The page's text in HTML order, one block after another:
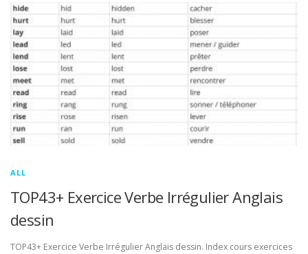
ALL
TOP43+ Exercice Verbe Irrégulier Anglais
dessin
TOP43+ Exercice Verbe Irrégulier Anglais dessin. Index cours exercices